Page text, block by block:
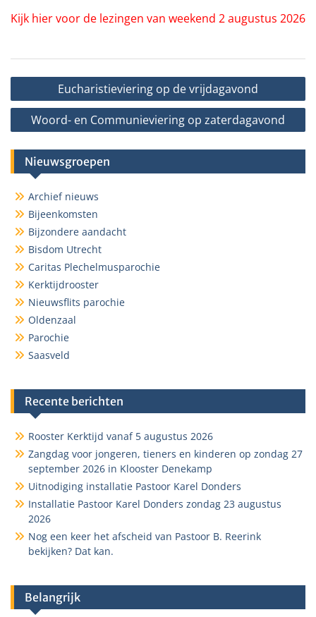
Kijk hier voor de lezingen van weekend 2 augustus 2026
Bericht
navigatie
Eucharistieviering op de vrijdagavond
Woord- en Communieviering op zaterdagavond
Nieuwsgroepen
Archief nieuws
Bijeenkomsten
Bijzondere aandacht
Bisdom Utrecht
Caritas Plechelmusparochie
Kerktijdrooster
Nieuwsflits parochie
Oldenzaal
Parochie
Saasveld
Recente berichten
Rooster Kerktijd vanaf 5 augustus 2026
Zangdag voor jongeren, tieners en kinderen op zondag 27
september 2026 in Klooster Denekamp
Uitnodiging installatie Pastoor Karel Donders
Installatie Pastoor Karel Donders zondag 23 augustus
2026
Nog een keer het afscheid van Pastoor B. Reerink
bekijken? Dat kan.
Belangrijk